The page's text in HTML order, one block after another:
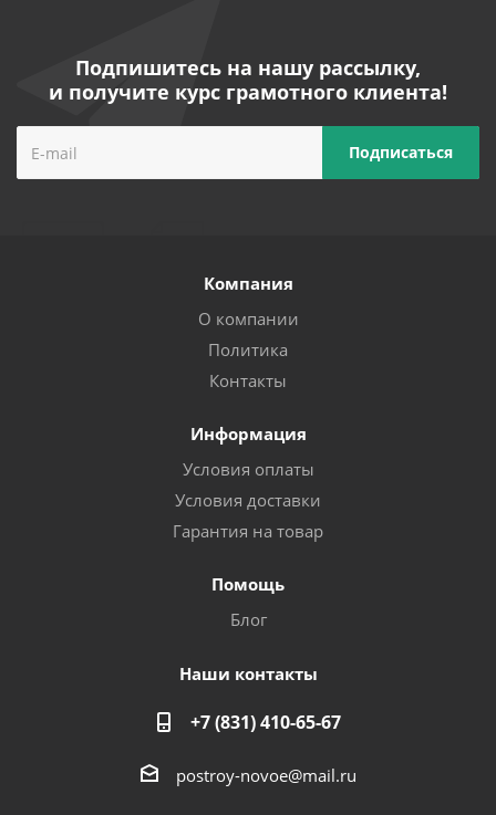
Подпишитесь на нашу рассылку,
и получите курс грамотного клиента!
Компания
О компании
Политика
Контакты
Информация
Условия оплаты
Условия доставки
Гарантия на товар
Помощь
Блог
Наши контакты
+7 (831) 410-65-67
postroy-novoe@mail.ru